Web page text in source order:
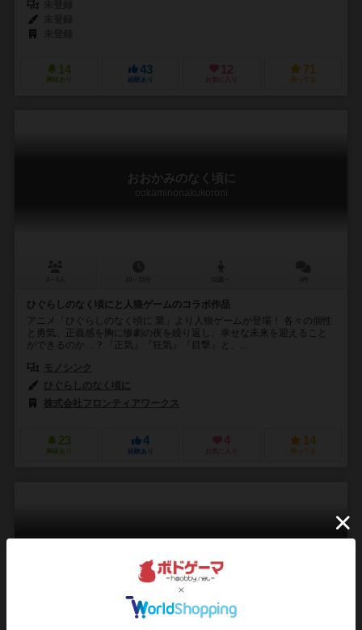
14
興味あり
43
経験あり
12
お気に入り
71
持ってる
おおかみのなく頃に
ookaminonakukoroni
ひぐらしのなく頃にと人狼ゲームのコラボ作品
アニメ「ひぐらしのなく頃に 業」より人狼ゲームが登場！ 各々の個性
と勇気、正義感を胸に惨劇の夜を繰り返し、幸せな未来を迎えること
ができるのか…？『正気』『狂気』『目撃』と、...
モノシンク
ひぐらしのなく頃に
株式会社フロンティアワークス
23
興味あり
4
経験あり
4
お気に入り
14
持ってる
The Nameless Dark Lord: Revised Edition